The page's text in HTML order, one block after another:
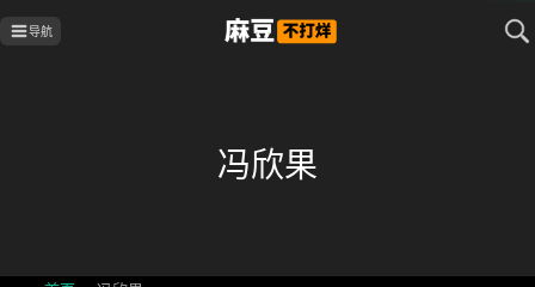
导航
冯欣果